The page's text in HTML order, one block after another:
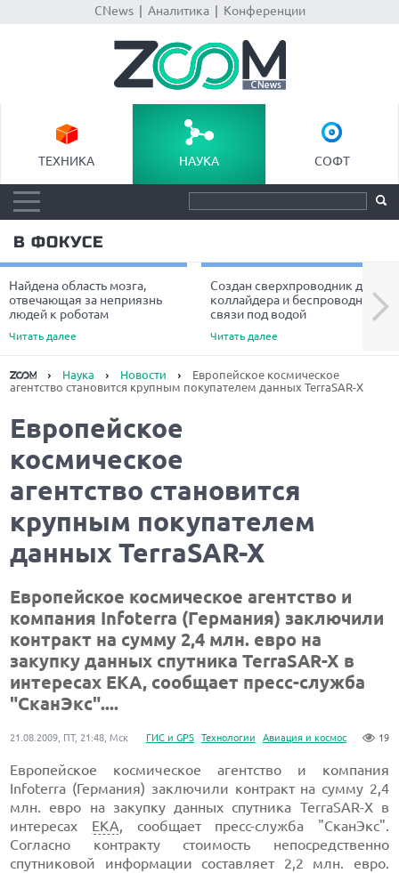
CNews| Аналитика| Конференции
ТЕХНИКА НАУКА СОФТ
В ФОКУСЕ
Найдена область мозга,
отвечающая за неприязнь
людей к роботам
Читать далее
Создан сверхпроводник для
коллайдера и беспроводной
связи под водой
Читать далее
Next
Наука Новости
Европейское космическое
агентство становится крупным покупателем данных TerraSAR-X
Европейское
космическое
агентство становится
крупным покупателем
данных TerraSAR-X
Европейское космическое агентство и
компания Infoterra (Германия) заключили
контракт на сумму 2,4 млн. евро на
закупку данных спутника TerraSAR-X в
интересах ЕКА, сообщает пресс-служба
"СканЭкс"....
ГИС и GPS Технологии Авиация и космос 19
21.08.2009, ПТ, 21:48, Мск
Европейское космическое агентство и компания
Infoterra (Германия) заключили контракт на сумму 2,4
млн. евро на закупку данных спутника TerraSAR-X в
интересах ЕКА, сообщает пресс-служба "СканЭкс".
Согласно контракту стоимость непосредственно
спутниковой информации составляет 2,2 млн. евро.